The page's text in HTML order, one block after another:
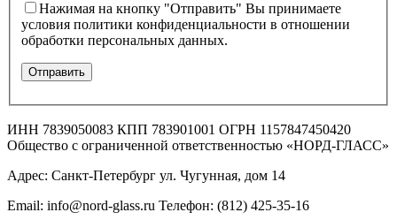
Нажимая на кнопку "Отправить" Вы принимаете
условия политики конфиденциальности в отношении
обработки персональных данных.
ИНН 7839050083 КПП 783901001 ОГРН 1157847450420
Общество с ограниченной ответственностью «НОРД-ГЛАСС»
Адрес: Санкт-Петербург ул. Чугунная, дом 14
Email: info@nord-glass.ru Телефон: (812) 425-35-16